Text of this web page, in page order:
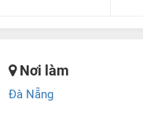
Nơi làm
Đà Nẵng